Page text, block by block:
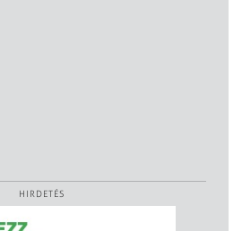
HIRDETÉS